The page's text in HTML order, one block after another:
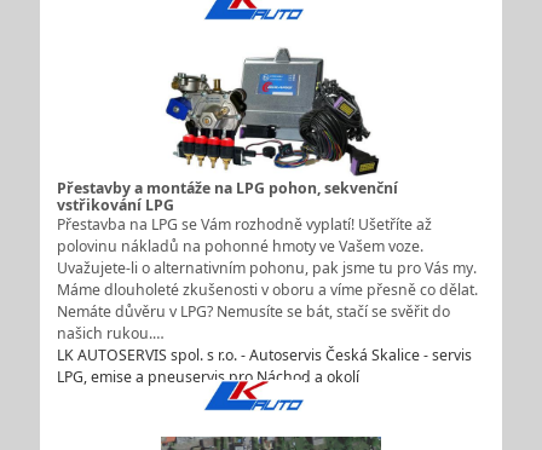
Přestavby a montáže na LPG pohon, sekvenční
vstřikování LPG
Přestavba na LPG se Vám rozhodně vyplatí! Ušetříte až
polovinu nákladů na pohonné hmoty ve Vašem voze.
Uvažujete-li o alternativním pohonu, pak jsme tu pro Vás my.
Máme dlouholeté zkušenosti v oboru a víme přesně co dělat.
Nemáte důvěru v LPG? Nemusíte se bát, stačí se svěřit do
našich rukou.…
LK AUTOSERVIS spol. s r.o. - Autoservis Česká Skalice - servis
LPG, emise a pneuservis pro Náchod a okolí